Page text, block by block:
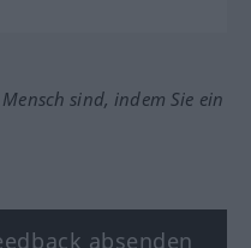
sind, indem Sie ein
absenden